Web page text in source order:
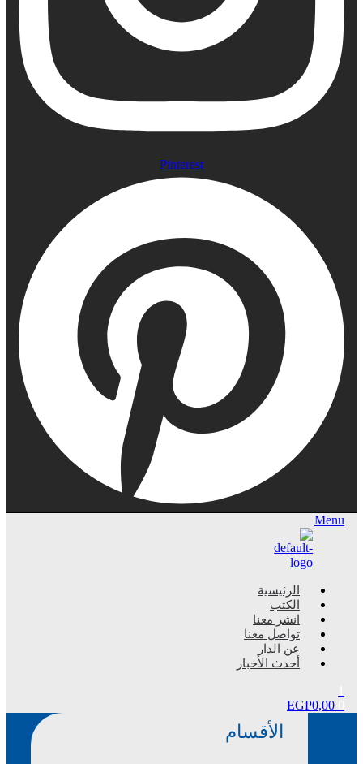
Pinterest
Menu
الرئيسية
الكتب
انشر معنا
تواصل معنا
عن الدار
أحدث الأخبار
EGP0,00
الأقسام